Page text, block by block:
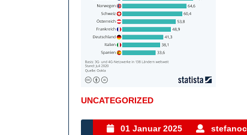
UNCATEGORIZED
Kategorie
01 Januar 2025
01